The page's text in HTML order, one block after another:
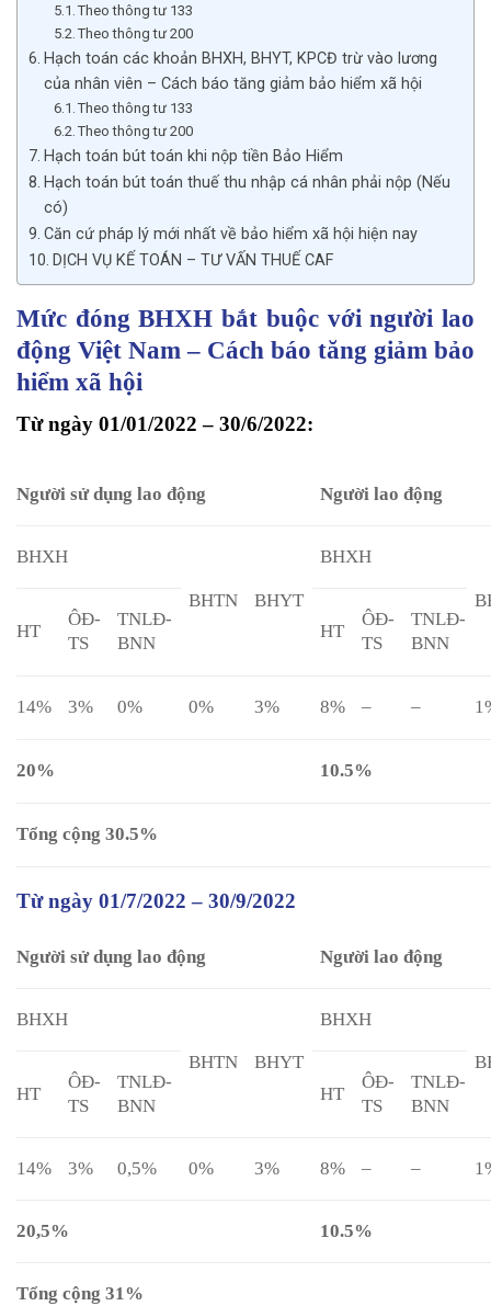
Theo thông tư 133
Theo thông tư 200
Hạch toán các khoản BHXH, BHYT, KPCĐ trừ vào lương
của nhân viên – Cách báo tăng giảm bảo hiểm xã hội
Theo thông tư 133
Theo thông tư 200
Hạch toán bút toán khi nộp tiền Bảo Hiểm
Hạch toán bút toán thuế thu nhập cá nhân phải nộp (Nếu
có)
Căn cứ pháp lý mới nhất về bảo hiểm xã hội hiện nay
DỊCH VỤ KẾ TOÁN – TƯ VẤN THUẾ CAF
Mức đóng BHXH bắt buộc với người lao
động Việt Nam – Cách báo tăng giảm bảo
hiểm xã hội
Từ ngày 01/01/2022 – 30/6/2022:
Người sử dụng lao động Người lao động
BHXH
BHTN BHYT
BHXH
HT
ÔĐ-
TS
TNLĐ-
BNN
HT
ÔĐ-
TS
TNLĐ-
BNN
14% 3% 0% 0% 3% 8% – –
20% 10.5%
Tổng cộng 30.5%
Từ ngày 01/7/2022 – 30/9/2022
Người sử dụng lao động Người lao động
BHXH
BHTN BHYT
BHXH
HT
ÔĐ-
TS
TNLĐ-
BNN
HT
ÔĐ-
TS
TNLĐ-
BNN
14% 3% 0,5% 0% 3% 8% – –
20,5% 10.5%
Tổng cộng 31%